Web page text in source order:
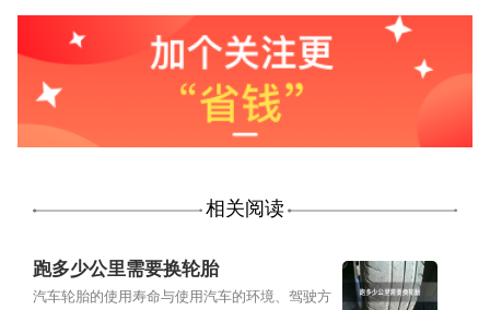
相关阅读
跑多少公里需要换轮胎
汽车轮胎的使用寿命与使用汽车的环境、驾驶方